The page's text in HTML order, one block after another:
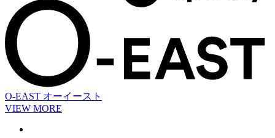
O-EAST オーイースト
VIEW MORE